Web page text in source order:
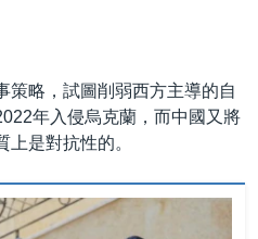
策略，試圖削弱西方主導的自
年入侵烏克蘭，而中國又將
上是對抗性的。